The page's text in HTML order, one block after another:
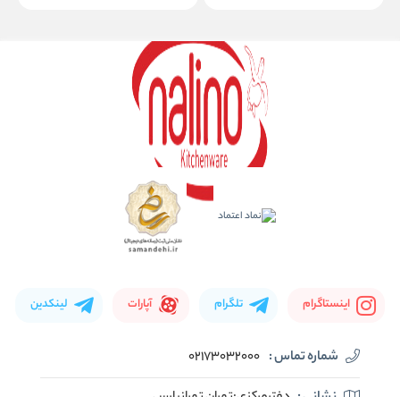
اینستاگرام تلگرام آپارات لینکدین
شماره تماس : 02173032000